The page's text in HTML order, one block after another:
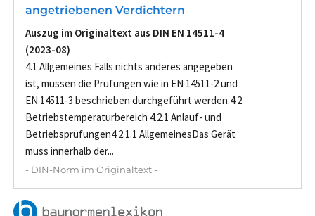
angetriebenen Verdichtern
Auszug im Originaltext aus DIN EN 14511-4
(2023-08)
4.1 Allgemeines Falls nichts anderes angegeben
ist, müssen die Prüfungen wie in EN 14511-2 und
EN 14511-3 beschrieben durchgeführt werden.4.2
Betriebstemperaturbereich 4.2.1 Anlauf- und
Betriebsprüfungen4.2.1.1 AllgemeinesDas Gerät
muss innerhalb der...
- DIN-Norm im Originaltext -